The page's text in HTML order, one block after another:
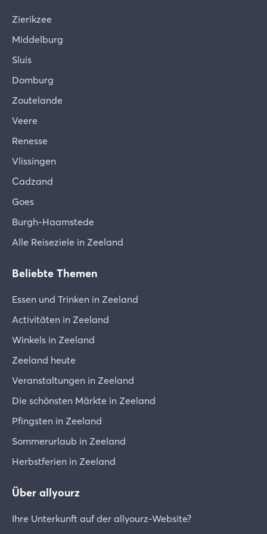
Zierikzee
Middelburg
Sluis
Domburg
Zoutelande
Veere
Renesse
Vlissingen
Cadzand
Goes
Burgh-Haamstede
Alle Reiseziele in Zeeland
Beliebte Themen
Essen und Trinken in Zeeland
Activitäten in Zeeland
Winkels in Zeeland
Zeeland heute
Veranstaltungen in Zeeland
Die schönsten Märkte in Zeeland
Pfingsten in Zeeland
Sommerurlaub in Zeeland
Herbstferien in Zeeland
Über allyourz
Ihre Unterkunft auf der allyourz-Website?